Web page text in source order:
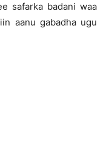
safarka badani waa
aanu gabadha ugu